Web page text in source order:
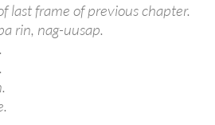
last frame of previous chapter.
rin, nag-uusap.